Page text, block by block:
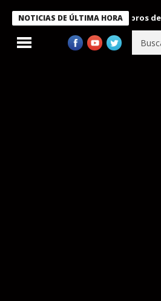
NOTICIAS DE ÚLTIMA HORA
Bukele condecora a miembros de la